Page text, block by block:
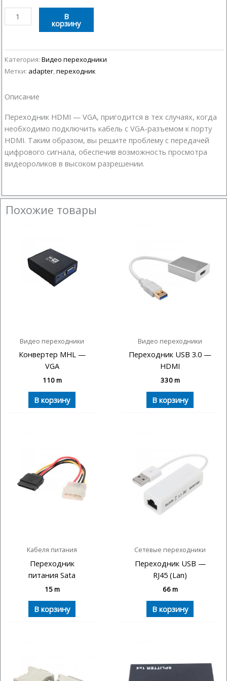
Количество
товара
HDMI
-
VGA
В
корзину
Категория: Видео переходники
Метки: adapter переходник
Описание
Переходник HDMI — VGA, пригодится в тех случаях, когда
необходимо подключить кабель с VGA-разъемом к порту
HDMI. Таким образом, вы решите проблему с передачей
цифрового сигнала, обеспечив возможность просмотра
видеороликов в высоком разрешении.
Похожие товары
Видео переходники
Конвертер MHL —
VGA
110m
В корзину
Видео переходники
Переходник USB 3.0 —
HDMI
330m
В корзину
Кабеля питания
Переходник
питания Sata
15m
В корзину
Сетевые переходники
Переходник USB —
RJ45 (Lan)
66m
В корзину